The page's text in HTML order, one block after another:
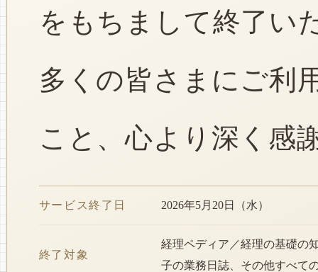
をもちまして終了い
多くの皆さまにご利
こと、心より深く感
サービス終了日 2026年5月20日（水）
終了対象
経理ペディア／経理の基礎の
子の業務日誌、その他すべて